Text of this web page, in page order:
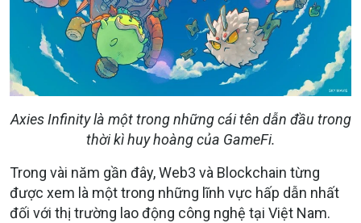
Axies Infinity là một trong những cái tên dẫn đầu trong
thời kì huy hoàng của GameFi.
Trong vài năm gần đây, Web3 và Blockchain từng
được xem là một trong những lĩnh vực hấp dẫn nhất
đối với thị trường lao động công nghệ tại Việt Nam.